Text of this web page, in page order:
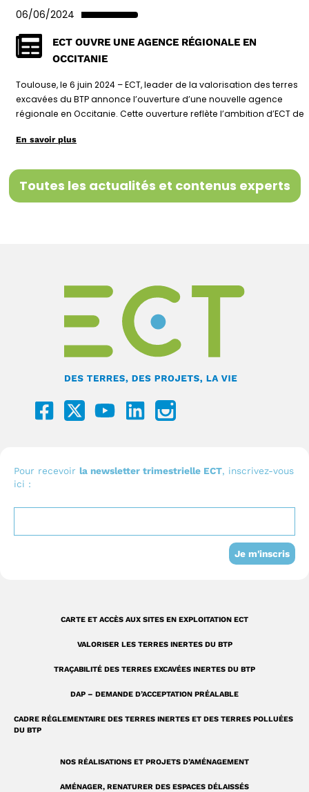
06/06/2024
ECT OUVRE UNE AGENCE RÉGIONALE EN
OCCITANIE
Toulouse, le 6 juin 2024 – ECT, leader de la valorisation des terres
excavées du BTP annonce l’ouverture d’une nouvelle agence
régionale en Occitanie. Cette ouverture reflète l’ambition d’ECT de
En savoir plus
Toutes les actualités et contenus experts
a
b
o
k
o
u
e
i
e
i
n
I
c
I
s
t
a
m
Pour recevoir la newsletter trimestrielle ECT, inscrivez-vous
ici :
Je m'inscris
CARTE ET ACCÈS AUX SITES EN EXPLOITATION ECT
VALORISER LES TERRES INERTES DU BTP
TRAÇABILITÉ DES TERRES EXCAVÉES INERTES DU BTP
DAP – DEMANDE D’ACCEPTATION PRÉALABLE
CADRE RÉGLEMENTAIRE DES TERRES INERTES ET DES TERRES POLLUÉES
DU BTP
NOS RÉALISATIONS ET PROJETS D’AMÉNAGEMENT
AMÉNAGER, RENATURER DES ESPACES DÉLAISSÉS